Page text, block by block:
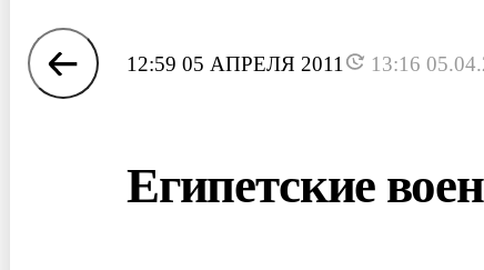
12:59 05 АПРЕЛЯ 2011 13:16
Египетские